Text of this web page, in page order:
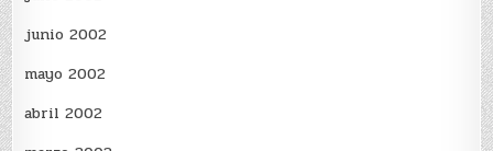
junio 2002
mayo 2002
abril 2002